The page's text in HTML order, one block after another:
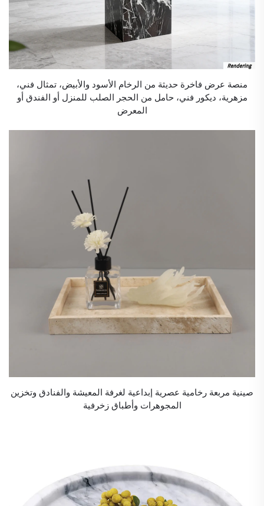
منصة عرض فاخرة حديثة من الرخام الأسود والأبيض، تمثال فني،
مزهرية، ديكور فني، حامل من الحجر الصلب للمنزل أو الفندق أو
المعرض
صينية مربعة رخامية عصرية إبداعية لغرفة المعيشة والفنادق وتخزين
المجوهرات وأطباق زخرفية